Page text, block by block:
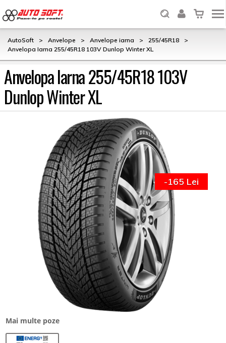
AutoSoft > Anvelope > Anvelope iarna > 255/45R18
>
Anvelopa Iarna 255/45R18 103V Dunlop Winter XL
Anvelopa Iarna 255/45R18 103V
Dunlop Winter XL
Mai multe poze
-165 Lei